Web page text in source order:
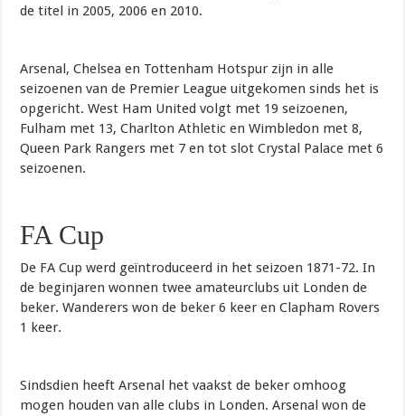
de titel in 2005, 2006 en 2010.
Arsenal, Chelsea en Tottenham Hotspur zijn in alle
seizoenen van de Premier League uitgekomen sinds het is
opgericht. West Ham United volgt met 19 seizoenen,
Fulham met 13, Charlton Athletic en Wimbledon met 8,
Queen Park Rangers met 7 en tot slot Crystal Palace met 6
seizoenen.
FA Cup
De FA Cup werd geïntroduceerd in het seizoen 1871-72. In
de beginjaren wonnen twee amateurclubs uit Londen de
beker. Wanderers won de beker 6 keer en Clapham Rovers
1 keer.
Sindsdien heeft Arsenal het vaakst de beker omhoog
mogen houden van alle clubs in Londen. Arsenal won de